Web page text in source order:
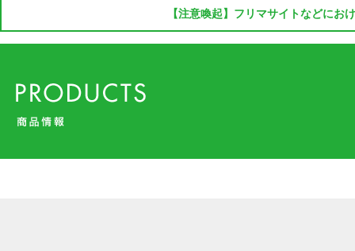
【注意喚起】フリマサイトなどにお